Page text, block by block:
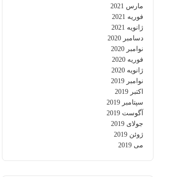
مارس 2021
فوریه 2021
ژانویه 2021
دسامبر 2020
نوامبر 2020
فوریه 2020
ژانویه 2020
نوامبر 2019
اکتبر 2019
سپتامبر 2019
آگوست 2019
جولای 2019
ژوئن 2019
می 2019